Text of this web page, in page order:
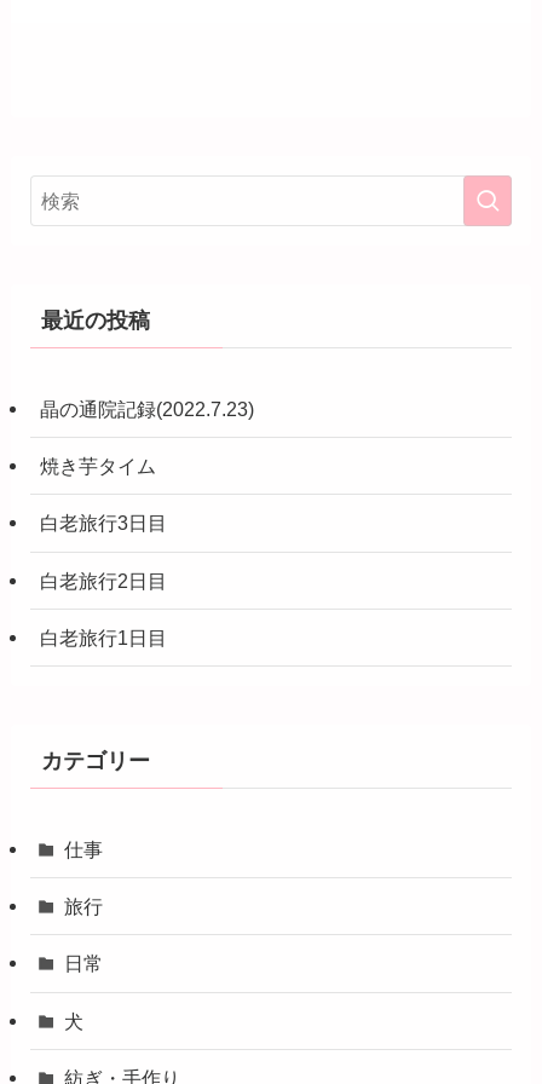
最近の投稿
晶の通院記録(2022.7.23)
焼き芋タイム
白老旅行3日目
白老旅行2日目
白老旅行1日目
カテゴリー
仕事
旅行
日常
犬
紡ぎ・手作り